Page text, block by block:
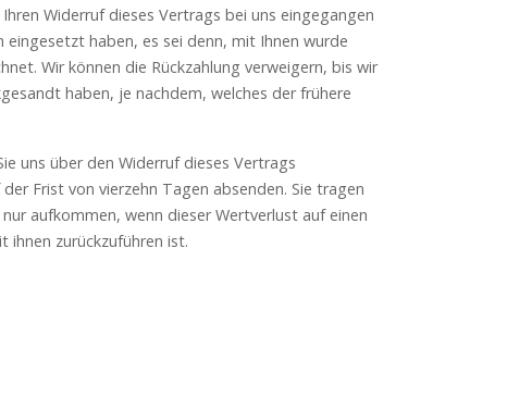
Widerruf dieses Vertrags bei uns eingegangen
haben, es sei denn, mit Ihnen wurde
Wir können die Rückzahlung verweigern, bis wir
haben, je nachdem, welches der frühere
uns über den Widerruf dieses Vertrags
Frist von vierzehn Tagen absenden. Sie tragen
aufkommen, wenn dieser Wertverlust auf einen
ihnen zurückzuführen ist.